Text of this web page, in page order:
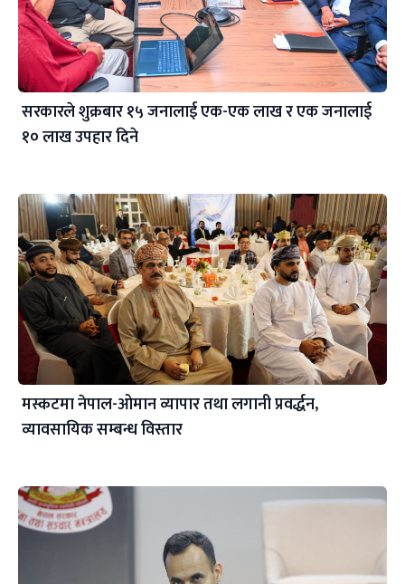
सरकारले शुक्रबार १५ जनालाई एक-एक लाख र एक जनालाई
१० लाख उपहार दिने
मस्कटमा नेपाल-ओमान व्यापार तथा लगानी प्रवर्द्धन,
व्यावसायिक सम्बन्ध विस्तार